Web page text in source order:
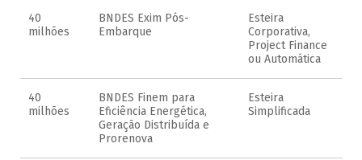
40
milhões
BNDES Exim Pós-
Embarque
Esteira
Corporativa,
Project Finance
ou Automática
40
milhões
BNDES Finem para
Eficiência Energética,
Geração Distribuída e
Prorenova
Esteira
Simplificada